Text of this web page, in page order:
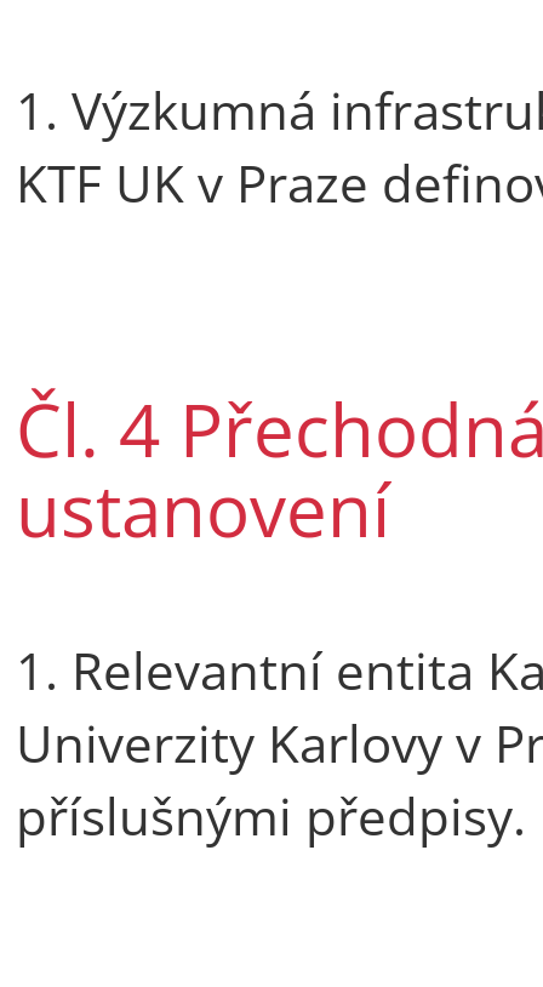
1. Výzkumná
KTF UK v Praze
Čl. 4
ustanovení
1. Relevantní entita
Univerzity Karlovy v
příslušnými předpisy.